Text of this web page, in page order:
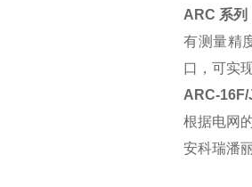
ARC 系列
有测量精
口，可实
ARC-16F/
根据电网
安科瑞潘